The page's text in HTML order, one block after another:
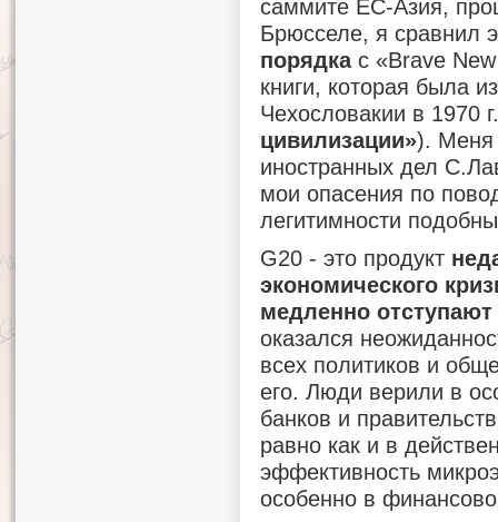
саммите ЕС-Азия,
Брюсселе, я сравнил
порядкас «Brave
книги, которая была
Чехословакии в 1970
цивилизации»). Меня
иностранных дел
мои опасения по
легитимности
G20 - это продукт
экономического
медленно
оказался
всех политиков и
его. Люди верили в
банков и
равно как и в
эффективность
особенно в